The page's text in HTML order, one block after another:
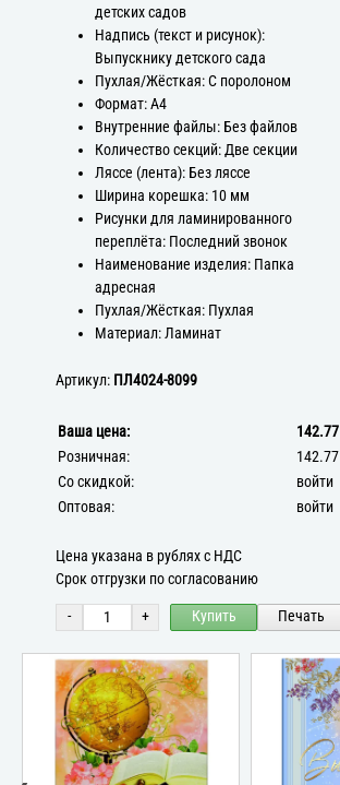
детских садов
Надпись (текст и рисунок):
Выпускнику детского сада
Пухлая/Жёсткая: С поролоном
Формат: А4
Внутренние файлы: Без файлов
Количество секций: Две секции
Ляссе (лента): Без ляссе
Ширина корешка: 10 мм
Рисунки для ламинированного
переплёта: Последний звонок
Наименование изделия: Папка
адресная
Пухлая/Жёсткая: Пухлая
Материал: Ламинат
Артикул: ПЛ4024-8099
Ваша цена:
142.77
Розничная:
142.77
Со скидкой:
войти
Оптовая:
войти
Цена указана в рублях с НДС
Срок отгрузки по согласованию
- + Купить Печать